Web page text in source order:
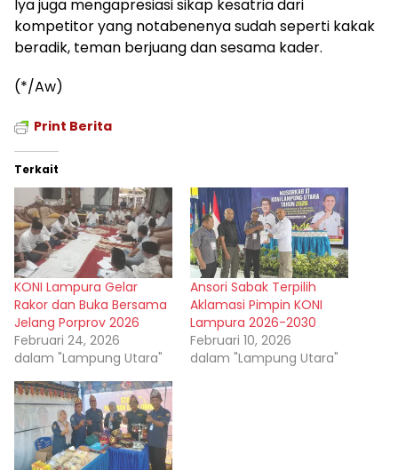
Iya juga mengapresiasi sikap kesatria dari
kompetitor yang notabenenya sudah seperti kakak
beradik, teman berjuang dan sesama kader.
(*/Aw)
Print Berita
Terkait
KONI Lampura Gelar
Rakor dan Buka Bersama
Jelang Porprov 2026
Februari 24, 2026
dalam "Lampung Utara"
Ansori Sabak Terpilih
Aklamasi Pimpin KONI
Lampura 2026-2030
Februari 10, 2026
dalam "Lampung Utara"